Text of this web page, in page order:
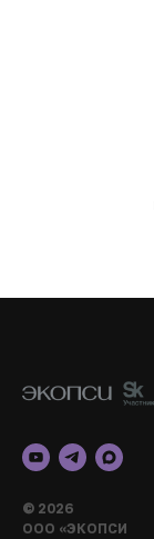
© 2026
ООО «ЭКОПСИ